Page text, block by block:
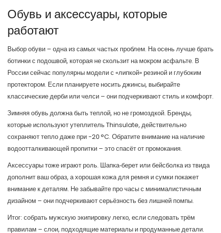
Обувь и аксессуары, которые
работают
Выбор обуви – одна из самых частых проблем. На осень лучше брать
ботинки с подошвой, которая не скользит на мокром асфальте. В
России сейчас популярны модели с «липкой» резиной и глубоким
протектором. Если планируете носить джинсы, выбирайте
классические дерби или челси – они подчеркивают стиль и комфорт.
Зимняя обувь должна быть теплой, но не громоздкой. Бренды,
которые используют утеплитель Thinsulate, действительно
сохраняют тепло даже при −20 °C. Обратите внимание на наличие
водоотталкивающей пропитки – это спасёт от промокания.
Аксессуары тоже играют роль. Шапка‑берет или бейсболка из твида
дополнит ваш образ, а хорошая кожа для ремня и сумки покажет
внимание к деталям. Не забывайте про часы с минималистичным
дизайном – они подчеркивают серьёзность без лишней помпы.
Итог: собрать мужскую экипировку легко, если следовать трём
правилам – слои, подходящие материалы и продуманные детали.